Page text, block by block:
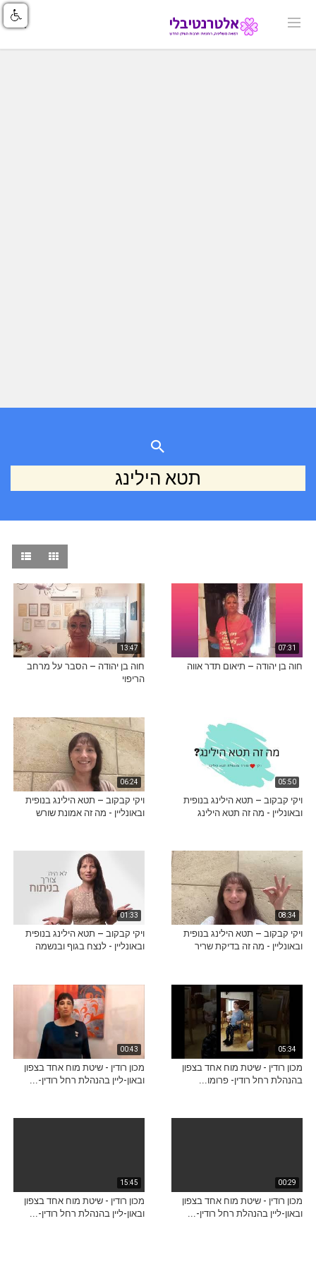
תטא הילינג
07:31
חוה בן יהודה – תיאום תדר אווה
13:47
חוה בן יהודה – הסבר על מרחב
הריפוי
05:50
ויקי קבקוב – תטא הילינג בנופית
ובאונליין - מה זה תטא הילינג
06:24
ויקי קבקוב – תטא הילינג בנופית
ובאונליין - מה זה אמונת שורש
08:34
ויקי קבקוב – תטא הילינג בנופית
ובאונליין - מה זה בדיקת שריר
01:33
ויקי קבקוב – תטא הילינג בנופית
ובאונליין - לנצח בגוף ובנשמה
05:34
מכון רודין - שיטת מוח אחד בצפון
בהנהלת רחל רודין- פרומו...
00:43
מכון רודין - שיטת מוח אחד בצפון
ובאון-ליין בהנהלת רחל רודין-...
00:29
מכון רודין - שיטת מוח אחד בצפון
ובאון-ליין בהנהלת רחל רודין-...
15:45
מכון רודין - שיטת מוח אחד בצפון
ובאון-ליין בהנהלת רחל רודין-...